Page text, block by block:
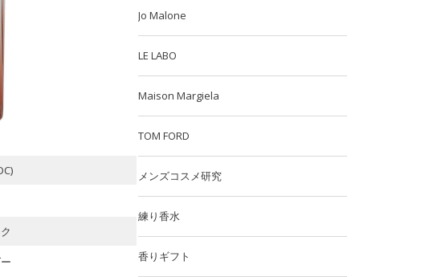
Jo Malone
LE LABO
Maison Margiela
TOM FORD
メンズコスメ研究
練り香水
香りギフト